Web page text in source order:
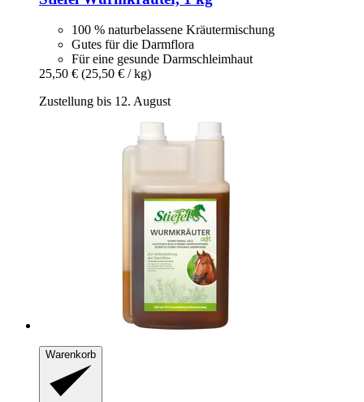
100 % naturbelassene Kräutermischung
Gutes für die Darmflora
Für eine gesunde Darmschleimhaut
25,50 € (25,50 € / kg)
Zustellung bis 12. August
Warenkorb